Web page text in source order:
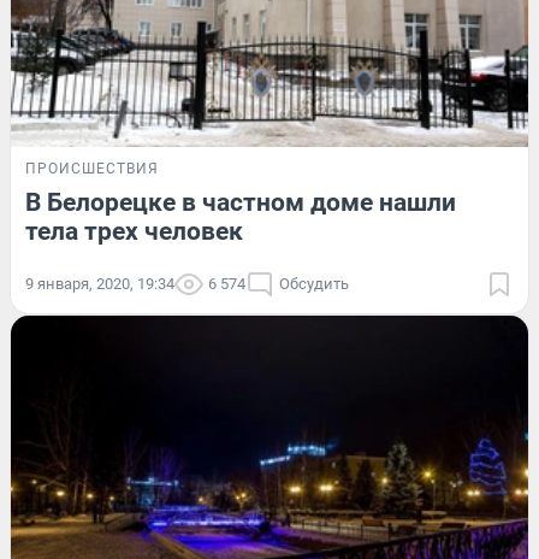
ПРОИСШЕСТВИЯ
В Белорецке в частном доме нашли
тела трех человек
9 января, 2020, 19:34 6 574 Обсудить